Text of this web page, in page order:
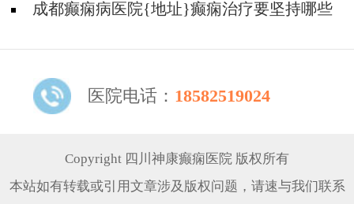
痫?成都癫痫病医院{地址}癫痫治疗要坚持哪些
医院电话： 18582519024
Copyright 四川神康癫痫医院 版权所有
本站如有转载或引用文章涉及版权问题，请速与我们联系